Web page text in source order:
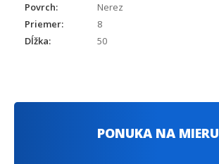
Povrch:
Nerez
Priemer:
8
Dĺžka:
50
PONUKA NA MIERU